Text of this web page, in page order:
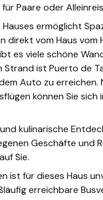
Paare oder
Hauses ermöglicht
direkt vom Haus vom
es viele schöne
Strand ist Puerto de
Auto zu erreichen.
können Sie sich
kulinarische
Geschäfte und
Sie.
ist für dieses Haus
erreichbare